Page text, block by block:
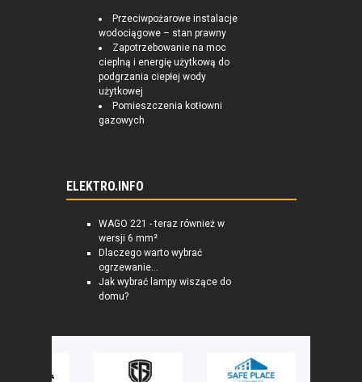
Przeciwpożarowe instalacje
wodociągowe – stan prawny
Zapotrzebowanie na moc
cieplną i energię użytkową do
podgrzania ciepłej wody
użytkowej
Pomieszczenia kotłowni
gazowych
ELEKTRO.INFO
WAGO 221 - teraz również w
wersji 6 mm²
Dlaczego warto wybrać
ogrzewanie...
Jak wybrać lampy wiszące do
domu?